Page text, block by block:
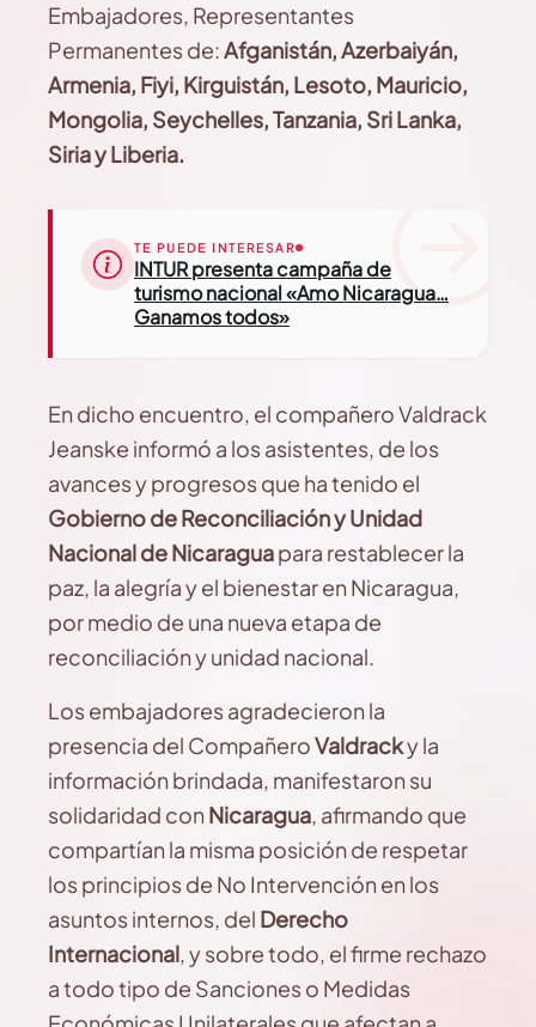
Embajadores, Representantes
Permanentes de:Afganistán, Azerbaiyán,
Armenia, Fiyi, Kirguistán, Lesoto, Mauricio,
Mongolia, Seychelles, Tanzania, Sri Lanka,
Siria y Liberia.
TE PUEDE INTERESAR
INTUR presenta campaña de
turismo nacional «Amo Nicaragua…
Ganamos todos»
En dicho encuentro, el compañero Valdrack
Jeanske informó a los asistentes, de los
avances y progresos que ha tenido el
Gobierno de Reconciliación y Unidad
Nacional de Nicaraguapara restablecer la
paz, la alegría y el bienestar en Nicaragua,
por medio de una nueva etapa de
reconciliación y unidad nacional.
Los embajadores agradecieron la
presencia del CompañeroValdracky la
información brindada, manifestaron su
solidaridad conNicaragua, afirmando que
compartían la misma posición de respetar
los principios de No Intervención en los
asuntos internos, del Derecho
Internacional, y sobre todo, el firme rechazo
a todo tipo de Sanciones o Medidas